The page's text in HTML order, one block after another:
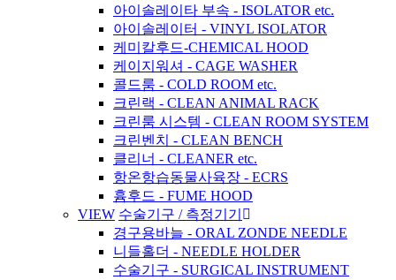
아이솔레이타 부속 - ISOLATOR etc.
아이솔레이터 - VINYL ISOLATOR
케미칼후드-CHEMICAL HOOD
케이지워셔 - CAGE WASHER
콜드룸 - COLD ROOM etc.
크린랙 - CLEAN ANIMAL RACK
크린룸 시스템 - CLEAN ROOM SYSTEM
크린벤치 - CLEAN BENCH
클리너 - CLEANER etc.
항온항습동물사육장 - ECRS
흄후드 - FUME HOOD
VIEW 수술기구 / 측정기기
경구용바늘 - ORAL ZONDE NEEDLE
니들홀더 - NEEDLE HOLDER
수술기구 - SURGICAL INSTRUMENT